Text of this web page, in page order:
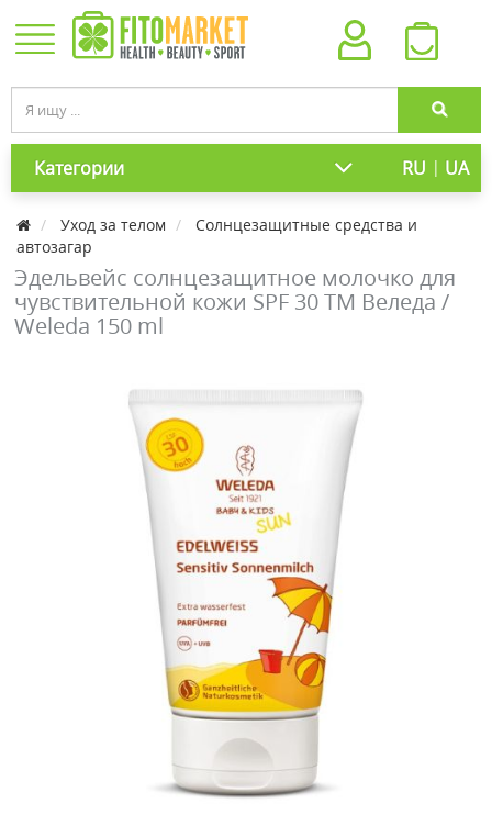
Категории RU | UA
Уход за телом
Солнцезащитные средства и
автозагар
Эдельвейс солнцезащитное молочко для
чувствительной кожи SPF 30 ТМ Веледа /
Weleda 150 ml